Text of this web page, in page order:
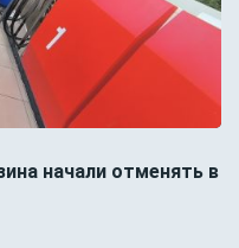
начали отменять в